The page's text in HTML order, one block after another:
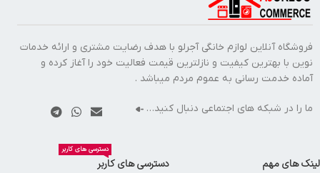
فروشگاه آنلاین لوازم خانگی آجرلو با هدف رضایت مشتری و ارائه خدمات
نوین با بهترین کیفیت و نازلترین قیمت فعالیت خود را آغاز کرده و
آماده خدمت رسانی به عموم مردم میباشد .
ما را در شبکه های اجتماعی دنبال کنید…
لینک های مهم
دسترسی های کاربر
دسترسی های کاربر